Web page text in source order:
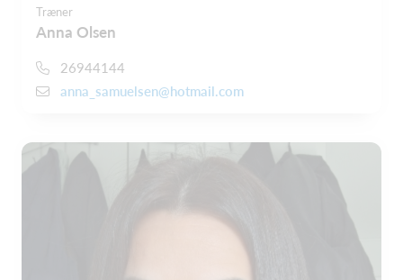
Træner
Anna Olsen
26944144
anna_samuelsen@hotmail.com